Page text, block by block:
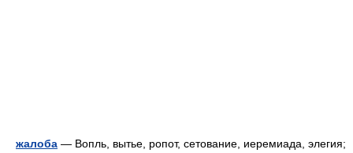
жалоба — Вопль, вытье, ропот, сетование, иеремиада, элегия;